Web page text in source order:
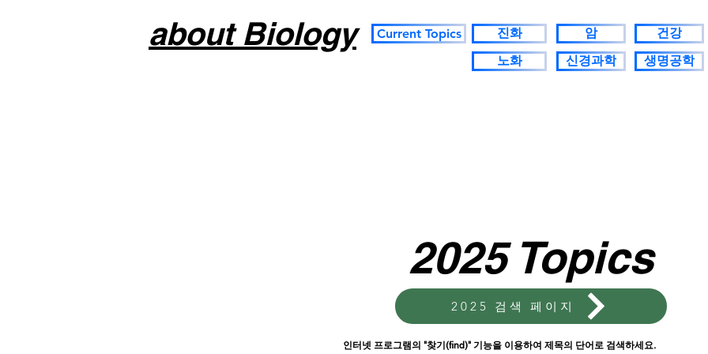
about Biology Current Topics
진화
노화
암
건강
신경과학
생명공학
2025 Topics
2025 검색 페이지
인터넷 프로그램의 "찾기(find)" 기능을 이용하여 제목의 단어로 검색하세요.